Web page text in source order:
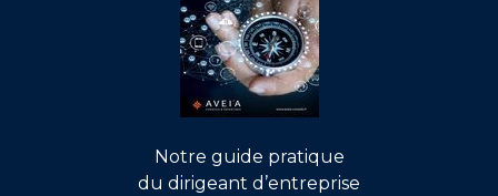
Notre guide pratique
du dirigeant d’entreprise